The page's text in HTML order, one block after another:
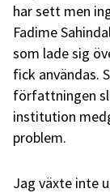
har sett men
Fadime
som lade sig
fick användas.
författningen
institution
problem.
Jag växte inte